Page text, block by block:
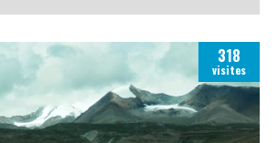
du lac pour une grande
déroule l’année du mouton, tous
dit que « quiconque se rend au lac
âme purifiée ». Le lac est situé
de Lhassa, ce qui nous
318
visites